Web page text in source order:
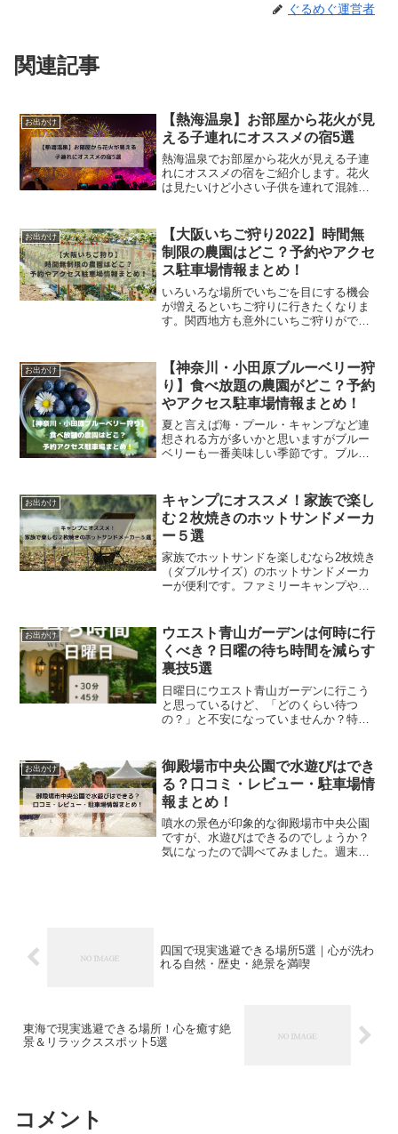
ぐるめぐ運営者
関連記事
お出かけ
【熱海温泉】お部屋から花火が見
える子連れにオススメの宿5選
熱海温泉でお部屋から花火が見える子連
れにオススメの宿をご紹介します。花火
は見たいけど小さい子供を連れて混雑し
てしまうお子様がいても宿泊するホテル
のお部屋から見れれば他の...
お出かけ
【大阪いちご狩り2022】時間無
制限の農園はどこ？予約やアクセ
ス駐車場情報まとめ！
いろいろな場所でいちごを目にする機会
が増えるといちご狩りに行きたくなりま
す。関西地方も意外にいちご狩りができ
20分とか30分とか時間制限があると、忙
しくてゆっくり味わえ...
お出かけ
【神奈川・小田原ブルーベリー狩
り】食べ放題の農園がどこ？予約
やアクセス駐車場情報まとめ！
夏と言えば海・プール・キャンプなど連
想される方が多いかと思いますがブルー
ベリーも一番美味しい季節です。ブルー
らお年寄りまで笑顔になれるフルーツで
す。そんなブルーベリー狩...
お出かけ
キャンプにオススメ！家族で楽し
む２枚焼きのホットサンドメーカ
ー５選
家族でホットサンドを楽しむなら2枚焼き
（ダブルサイズ）のホットサンドメーカ
ーが便利です。ファミリーキャンプや大
た、フライパンとしても使えるので、キ
ャンプ場での料理の幅が広...
お出かけ
ウエスト青山ガーデンは何時に行
くべき？日曜の待ち時間を減らす
裏技5選
日曜日にウエスト青山ガーデンに行こう
と思っているけど、「どのくらい待つ
の？」と不安になっていませんか？特に
め、週末は行列必至とも言われていま
す。しかし、ちょっとした時間...
お出かけ
御殿場市中央公園で水遊びはでき
る？口コミ・レビュー・駐車場情
報まとめ！
噴水の景色が印象的な御殿場市中央公園
ですが、水遊びはできるのでしょうか？
気になったので調べてみました。週末の
四国で現実逃避できる場所5選｜心が洗わ
れる自然・歴史・絶景を満喫
東海で現実逃避できる場所！心を癒す絶
景＆リラックススポット5選
コメント